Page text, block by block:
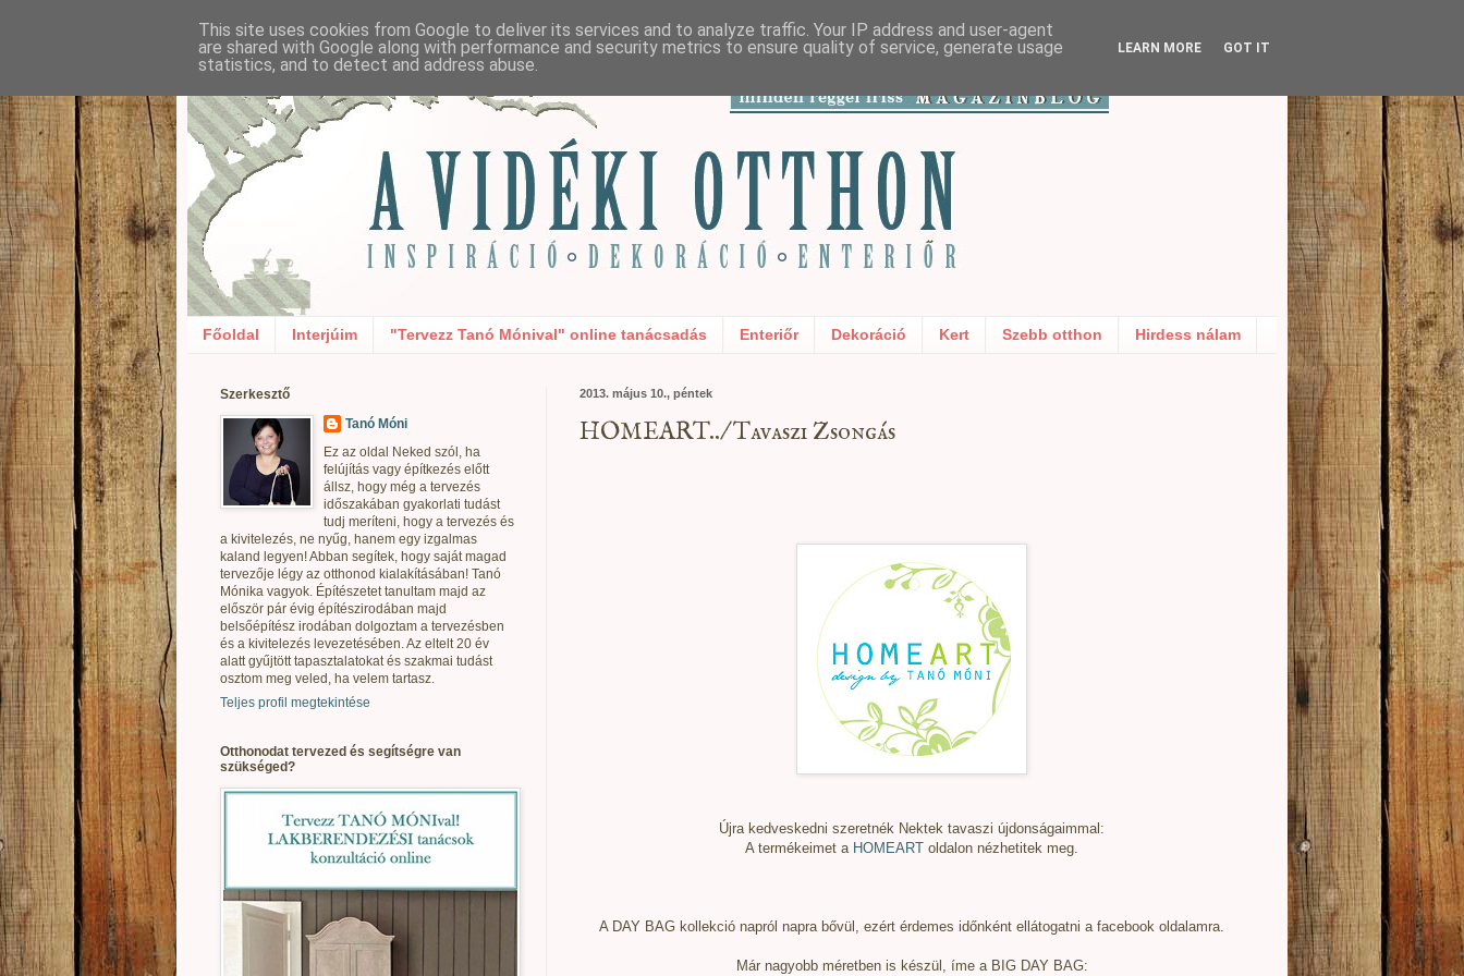
Főoldal Interjúim "Tervezz Tanó Mónival" online tanácsadás Enteriőr Dekoráció Kert Szebb otthon Hirdess nálam
2013. május 10., péntek
HOMEART../ Tavaszi Zsongás
Újra kedveskedni szeretnék Nektek tavaszi újdonságaimmal:
A termékeimet a HOMEART oldalon nézhetitek meg.
A DAY BAG kollekció napról napra bővül, ezért érdemes időnként ellátogatni a facebook oldalamra.
Már nagyobb méretben is készül, íme a BIG DAY BAG:
Szerkesztő
Tanó Móni
Ez az oldal Neked szól, ha
felújítás vagy építkezés előtt
állsz, hogy még a tervezés
időszakában gyakorlati tudást
tudj meríteni, hogy a tervezés és
a kivitelezés, ne nyűg, hanem egy izgalmas
kaland legyen! Abban segítek, hogy saját magad
tervezője légy az otthonod kialakításában! Tanó
Mónika vagyok. Építészetet tanultam majd az
először pár évig építészirodában majd
belsőépítész irodában dolgoztam a tervezésben
és a kivitelezés levezetésében. Az eltelt 20 év
alatt gyűjtött tapasztalatokat és szakmai tudást
osztom meg veled, ha velem tartasz.
Teljes profil megtekintése
Otthonodat tervezed és segítségre van
szükséged?
This site uses cookies from Google to deliver its services and to analyze traffic. Your IP address and user-agent
are shared with Google along with performance and security metrics to ensure quality of service, generate usage
statistics, and to detect and address abuse.
LEARN MORE GOT IT